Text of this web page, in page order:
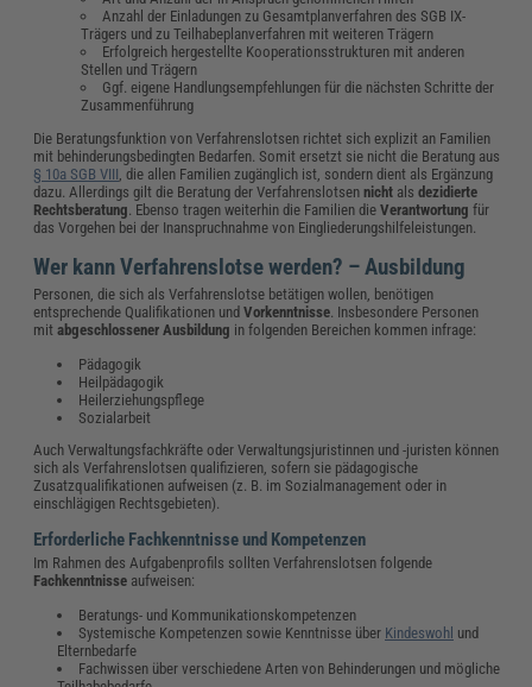
Anzahl der Einladungen zu Gesamtplanverfahren des SGB IX-
Trägers und zu Teilhabeplanverfahren mit weiteren Trägern
Erfolgreich hergestellte Kooperationsstrukturen mit anderen
Stellen und Trägern
Ggf. eigene Handlungsempfehlungen für die nächsten Schritte der
Zusammenführung
Die Beratungsfunktion von Verfahrenslotsen richtet sich explizit an Familien
mit behinderungsbedingten Bedarfen. Somit ersetzt sie nicht die Beratung aus
§ 10a SGB VIII , die allen Familien zugänglich ist, sondern dient als Ergänzung
dazu. Allerdings gilt die Beratung der Verfahrenslotsennicht alsdezidierte
Rechtsberatung . Ebenso tragen weiterhin die Familien dieVerantwortung für
das Vorgehen bei der Inanspruchnahme von Eingliederungshilfeleistungen.
Wer kann Verfahrenslotse werden? – Ausbildung
Personen, die sich als Verfahrenslotse betätigen wollen, benötigen
entsprechende Qualifikationen undVorkenntnisse . Insbesondere Personen
mitabgeschlossener Ausbildung in folgenden Bereichen kommen infrage:
Pädagogik
Heilpädagogik
Heilerziehungspflege
Sozialarbeit
Auch Verwaltungsfachkräfte oder Verwaltungsjuristinnen und -juristen können
sich als Verfahrenslotsen qualifizieren, sofern sie pädagogische
Zusatzqualifikationen aufweisen (z. B. im Sozialmanagement oder in
einschlägigen Rechtsgebieten).
Erforderliche Fachkenntnisse und Kompetenzen
Im Rahmen des Aufgabenprofils sollten Verfahrenslotsen folgende
Fachkenntnisse aufweisen:
Beratungs- und Kommunikationskompetenzen
Systemische Kompetenzen sowie Kenntnisse über Kindeswohl und
Elternbedarfe
Fachwissen über verschiedene Arten von Behinderungen und mögliche